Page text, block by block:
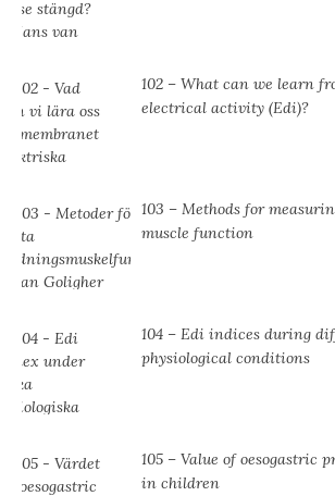
102 – What can we learn
electrical activity (Edi)?
103 – Methods for
muscle function
104 – Edi indices during
physiological conditions
105 – Value of oesogastric
in children